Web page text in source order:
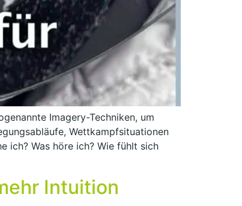
Imagery-Techniken, um
Wettkampfsituationen
ich? Was höre ich? Wie fühlt sich
Intuition